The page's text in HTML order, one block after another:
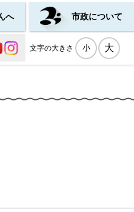
へ 市政について
文字の大きさ 小 大